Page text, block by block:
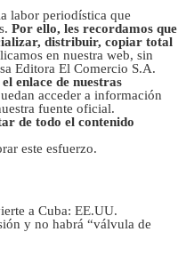
labor periodística que
Por ello, les recordamos que
distribuir, copiar total
en nuestra web, sin
Editora El Comercio S.A.
enlace de nuestras
acceder a información
fuente oficial.
de todo el contenido
este esfuerzo.
a Cuba: EE.UU.
y no habrá “válvula de